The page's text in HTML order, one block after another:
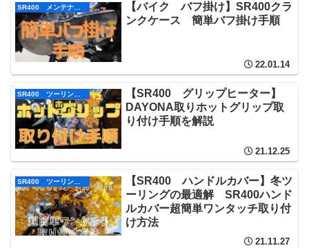
SR400 メンテナンス
【バイク バフ掛け】SR400クラ
ンクケース 簡単バフ掛け手順
22.01.14
SR400 ツーリング グッズ
【SR400 グリップヒーター】
DAYONA取りホットグリップ取
り付け手順を解説
21.12.25
【SR400 ハンドルカバー】冬ツ
ーリングの最適解 SR400ハンド
ルカバー超簡単ワンタッチ取り付
け方法
21.11.27